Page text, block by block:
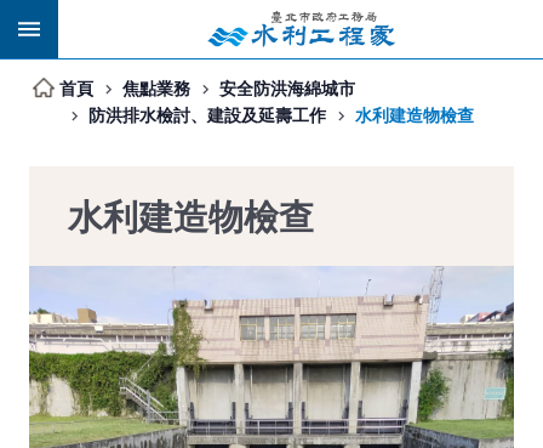
跳到主要內容區塊
首頁 焦點業務
安全防洪海綿城市
防洪排水檢討、建設及延壽工作
水利建造物檢查
水利建造物檢查